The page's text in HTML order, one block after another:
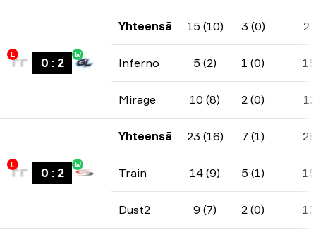
L
0 : 2
W
Yhteensä 15 (10) 3 (0) 27
Inferno 5 (2) 1 (0) 15
Mirage 10 (8) 2 (0) 12
L
0 : 2
W
Yhteensä 23 (16) 7 (1) 28
Train 14 (9) 5 (1) 15
Dust2 9 (7) 2 (0) 13